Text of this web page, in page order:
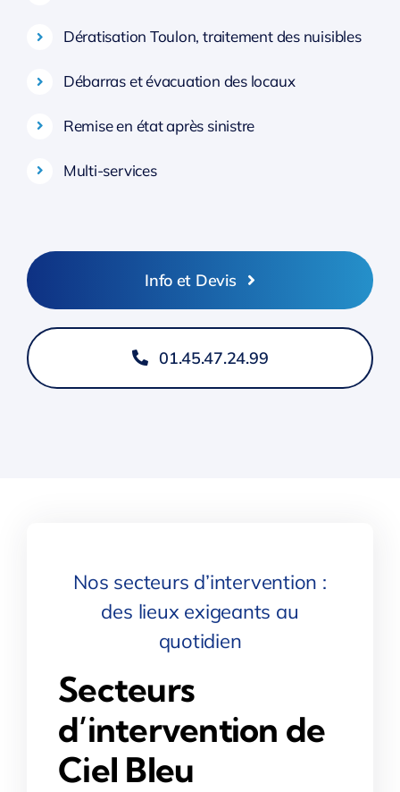
Dératisation Toulon, traitement des nuisibles
Débarras et évacuation des locaux
Remise en état après sinistre
Multi-services
Info et Devis
01.45.47.24.99
Nos secteurs d’intervention :
des lieux exigeants au
quotidien
Secteurs
d’intervention de
Ciel Bleu